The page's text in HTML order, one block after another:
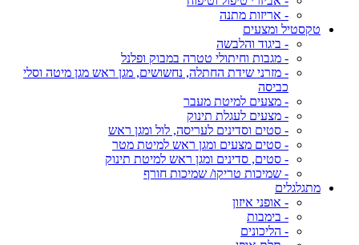
- אריזות מתנה
טקסטיל ומצעים
- ביגוד והלבשה
- מגבות וחיתולי טטרה במבוק ופלנל
- מזרני שידת החתלה, נחשושים, מגן ראש מגן מיטה וסלי
כביסה
- מצעים למיטת מעבר
- מצעים לעגלת תינוק
- סטים וסדינים לעריסה, לול ומגן ראש
- סטים מצעים ומגן ראש למיטת מטר
- סטים, סדינים ומגן ראש למיטת תינוק
- שמיכות טריקו/ שמיכות חורף
מתגלגלים
- אופני איזון
- בימבות
- הליכונים